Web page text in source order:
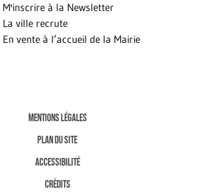
M'inscrire à la Newsletter
La ville recrute
En vente à l’accueil de la Mairie
MENTIONS LÉGALES
PLAN DU SITE
ACCESSIBILITÉ
CRÉDITS